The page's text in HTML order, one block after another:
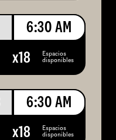
6:30 AM
x18 Espacios
disponibles
6:30 AM
x18 Espacios
disponibles